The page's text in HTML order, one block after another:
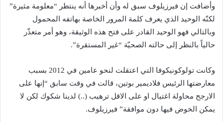
وأضافت إن فيرزيلوف سبق له وأن أخبرها أنه ينتظر “معلومة مثيرة”
لكنّه الوحيد الذي يعرف كلمة المرور الخاصة بهاتفه المحمول
وبالتالي فهو الوحيد القادر على فتح هذه الوثيقة، وهو أمر متعذّر
حالياً بالنظر إلى حالته الصحيّة “غير المستقرة”.
وكانت تولوكونيكوفا التي اعتقلت لنحو عامين في 2012 بسبب
معارضتها الرئيس فلاديمير بوتين، قالت في وقت سابق “إنها على
الارجح محاولة اغتيال او على الاقل ترهيب (..) لدينا شكوك لكن لا
يمكن الخوض فيها دون موافقة” فيرزيلوف.